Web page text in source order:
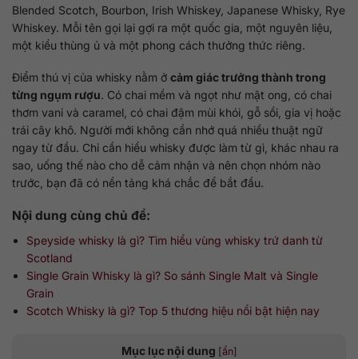
Blended Scotch, Bourbon, Irish Whiskey, Japanese Whisky, Rye
Whiskey. Mỗi tên gọi lại gợi ra một quốc gia, một nguyên liệu,
một kiểu thùng ủ và một phong cách thưởng thức riêng.
Điểm thú vị của whisky nằm ở cảm giác trưởng thành trong
từng ngụm rượu. Có chai mềm và ngọt như mật ong, có chai
thơm vani và caramel, có chai đậm mùi khói, gỗ sồi, gia vị hoặc
trái cây khô. Người mới không cần nhớ quá nhiều thuật ngữ
ngay từ đầu. Chỉ cần hiểu whisky được làm từ gì, khác nhau ra
sao, uống thế nào cho dễ cảm nhận và nên chọn nhóm nào
trước, bạn đã có nền tảng khá chắc để bắt đầu.
Nội dung cùng chủ đề:
Speyside whisky là gì? Tìm hiểu vùng whisky trứ danh từ
Scotland
Single Grain Whisky là gì? So sánh Single Malt và Single
Grain
Scotch Whisky là gì? Top 5 thương hiệu nổi bật hiện nay
Mục lục nội dung [ẩn]